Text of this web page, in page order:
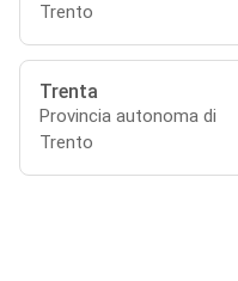
Trento
Trenta
Provincia autonoma di
Trento